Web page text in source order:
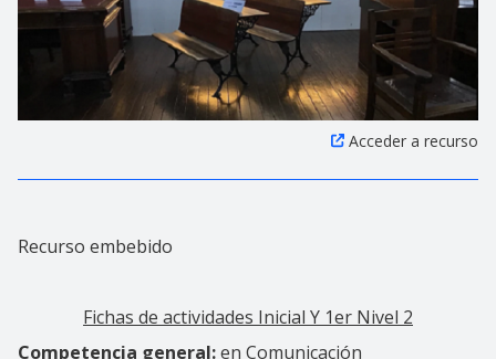
Acceder a recurso
Recurso embebido
Fichas de actividades Inicial Y 1er Nivel 2
Competencia general:en Comunicación